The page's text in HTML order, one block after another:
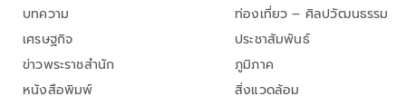
บทความ
เศรษฐกิจ
ข่าวพระราชสำนัก
หนังสือพิมพ์
ท่องเที่ยว – ศิลปวัฒนธรรม
ประชาสัมพันธ์
ภูมิภาค
สิ่งแวดล้อม